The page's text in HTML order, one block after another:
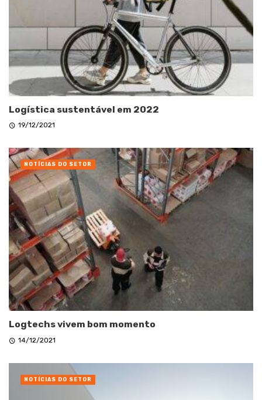
Logística sustentável em 2022
19/12/2021
Logtechs vivem bom momento
14/12/2021
NOTÍCIAS DO SETOR
NOTÍCIAS DO SETOR